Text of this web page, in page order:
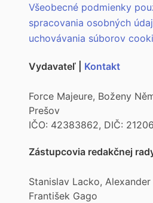
Všeobecné podmienky
spracovania osobných
uchovávania súborov
Vydavateľ | Kontakt
Force Majeure, Boženy
Prešov
IČO: 42383862, DIČ:
Zástupcovia redakčnej
Stanislav Lacko, Alexander
František Gago